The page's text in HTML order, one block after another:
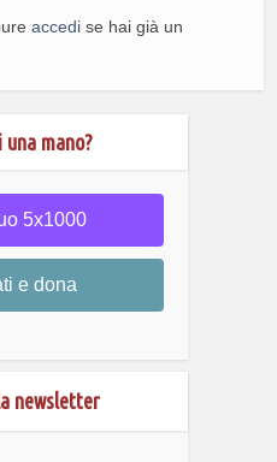
accedi se hai già un
mano?
5x1000
e dona
newsletter